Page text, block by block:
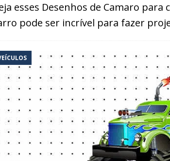
esses Desenhos de Camaro
pode ser incrível para fazer